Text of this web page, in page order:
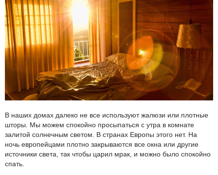
В наших домах далеко не все используют жалюзи или плотные
шторы. Мы можем спокойно просыпаться с утра в комнате
залитой солнечным светом. В странах Европы этого нет. На
ночь европейцами плотно закрываются все окна или другие
источники света, так чтобы царил мрак, и можно было спокойно
спать.